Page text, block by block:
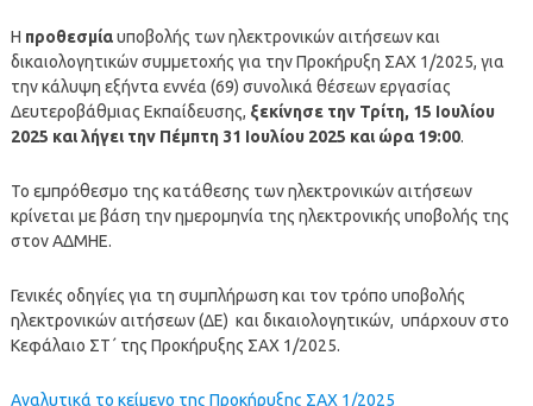
Η προθεσμίαυποβολής των ηλεκτρονικών αιτήσεων και
δικαιολογητικών συμμετοχής για την Προκήρυξη ΣΑΧ 1/2025, για
την κάλυψη εξήντα εννέα (69) συνολικά θέσεων εργασίας
Δευτεροβάθμιας Εκπαίδευσης, ξεκίνησε την Τρίτη, 15 Ιουλίου
2025 και λήγει την Πέμπτη 31 Ιουλίου 2025 και ώρα 19:00.
Το εμπρόθεσμο της κατάθεσης των ηλεκτρονικών αιτήσεων
κρίνεται με βάση την ημερομηνία της ηλεκτρονικής υποβολής της
στον ΑΔΜΗΕ.
Γενικές οδηγίες για τη συμπλήρωση και τον τρόπο υποβολής
ηλεκτρονικών αιτήσεων (ΔΕ) και δικαιολογητικών, υπάρχουν στο
Κεφάλαιο ΣΤ΄ της Προκήρυξης ΣΑΧ 1/2025.
Αναλυτικά το κείμενο της Προκήρυξης ΣΑΧ 1/2025